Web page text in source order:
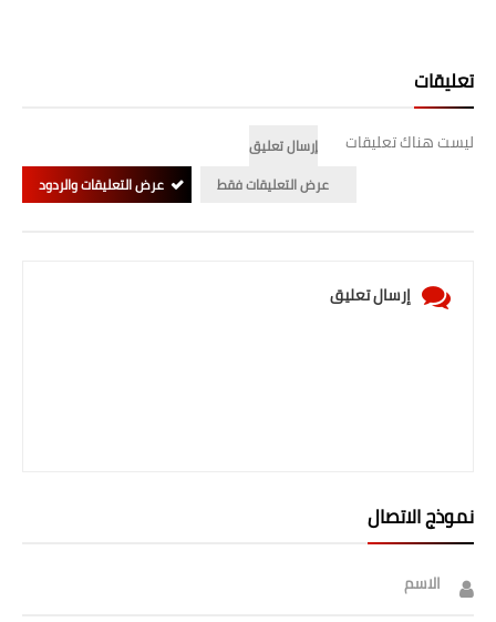
تعليقات
ليست هناك تعليقات
إرسال تعليق
عرض التعليقات فقط
عرض التعليقات والردود
إرسال تعليق
نموذج الاتصال
الاسم